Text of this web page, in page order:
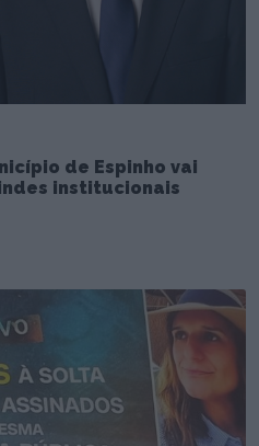
de Espinho vai
institucionais